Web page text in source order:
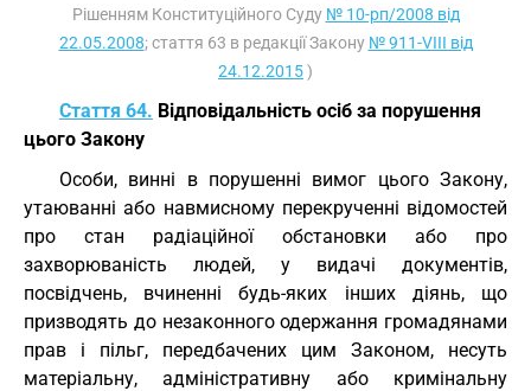
Рішенням Конституційного Суду № 10-рп/2008 від
22.05.2008; стаття 63 в редакції Закону № 911-VIII від
24.12.2015)
Стаття 64. Відповідальність осіб за порушення
цього Закону
Особи, винні в порушенні вимог цього Закону,
утаюванні або навмисному перекрученні відомостей
про стан радіаційної обстановки або про
захворюваність людей, у видачі документів,
посвідчень, вчиненні будь-яких інших діянь, що
призводять до незаконного одержання громадянами
прав і пільг, передбачених цим Законом, несуть
матеріальну, адміністративну або кримінальну